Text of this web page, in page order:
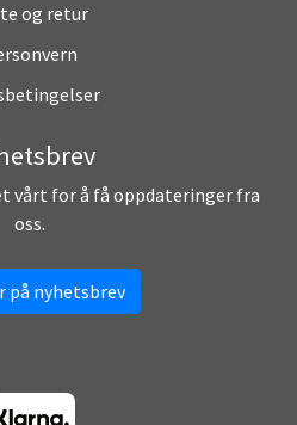
og retur
vårt for å få oppdateringer fra
oss.
på nyhetsbrev